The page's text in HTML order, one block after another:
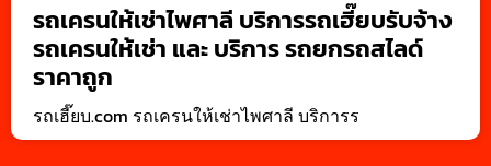
รถเครนให้เช่าไพศาลี บริการรถเฮี๊ยบรับจ้าง
รถเครนให้เช่า และ บริการ รถยกรถสไลด์
ราคาถูก
รถเฮี๊ยบ.com รถเครนให้เช่าไพศาลี บริการร